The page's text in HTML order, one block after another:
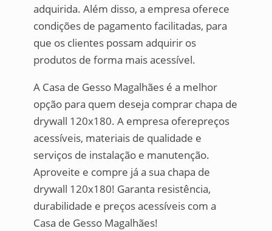
adquirida. Além disso, a empresa oferece
condições de pagamento facilitadas, para
que os clientes possam adquirir os
produtos de forma mais acessível.
A Casa de Gesso Magalhães é a melhor
opção para quem deseja comprar chapa de
drywall 120x180. A empresa oferepreços
acessíveis, materiais de qualidade e
serviços de instalação e manutenção.
Aproveite e compre já a sua chapa de
drywall 120x180! Garanta resistência,
durabilidade e preços acessíveis com a
Casa de Gesso Magalhães!